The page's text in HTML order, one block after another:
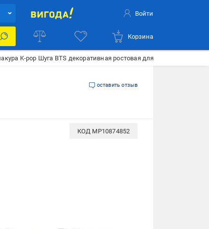
Войти
Корзина
K-pop Шуга BTS декоративная ростовая для обнимания
оставить отзыв
КОД MP10874852